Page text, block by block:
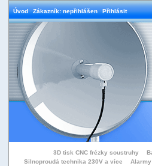
Úvod Zákazník: nepřihlášen Přihlásit
3D tisk CNC frézky soustruhy
Silnoproudá technika 230V a více